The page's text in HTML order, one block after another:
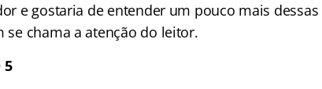
e gostaria de entender um pouco mais dessas
se chama a atenção do leitor.
5